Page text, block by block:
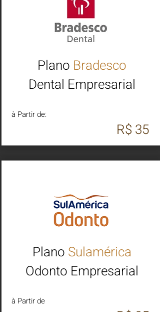
Plano Bradesco
Dental Empresarial
à Partir de:
R$ 35
Plano Sulamérica
Odonto Empresarial
à Partir de